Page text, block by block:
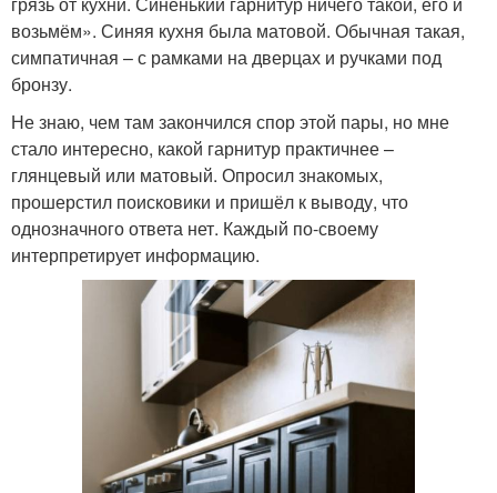
возьмём». Синяя кухня была матовой. Обычная такая,
симпатичная – с рамками на дверцах и ручками под
бронзу.
Не знаю, чем там закончился спор этой пары, но мне
стало интересно, какой гарнитур практичнее –
глянцевый или матовый. Опросил знакомых,
прошерстил поисковики и пришёл к выводу, что
однозначного ответа нет. Каждый по-своему
интерпретирует информацию.